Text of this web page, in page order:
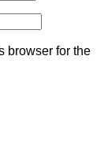
browser for the